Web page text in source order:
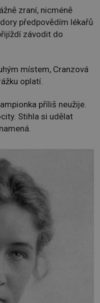
zraní, nicméně
předpovědím lékařů
závodit do
místem, Cranzová
oplatí.
příliš neužije.
Stihla si udělat